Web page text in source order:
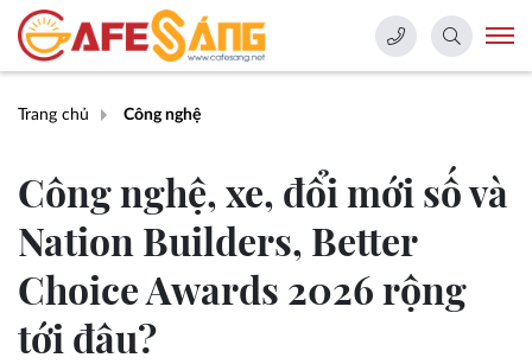
Trang chủ Công nghệ
Công nghệ, xe, đổi mới số và
Nation Builders, Better
Choice Awards 2026 rộng
tới đâu?